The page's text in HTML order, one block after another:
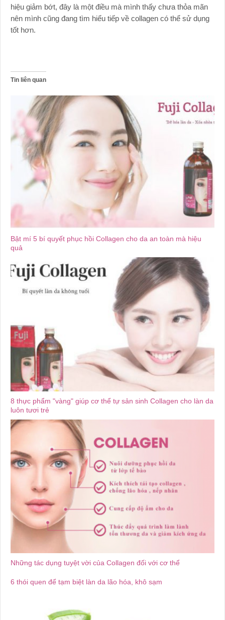
hiệu giảm bớt, đây là một điều mà mình thấy chưa thỏa mãn
nên mình cũng đang tìm hiểu tiếp về collagen có thể sử dụng
tốt hơn.
Tin liên quan
Bật mí 5 bí quyết phục hồi Collagen cho da an toàn mà hiệu
quả
8 thực phẩm "vàng" giúp cơ thể tự sản sinh Collagen cho làn da
luôn tươi trẻ
Những tác dụng tuyệt vời của Collagen đối với cơ thể
6 thói quen để tạm biệt làn da lão hóa, khô sạm